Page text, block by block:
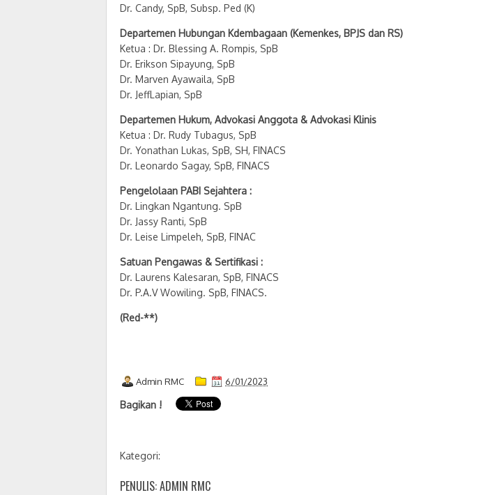
Dr. Candy, SpB, Subsp. Ped (K)
Departemen Hubungan Kdembagaan (Kemenkes, BPJS dan RS)
Ketua : Dr. Blessing A. Rompis, SpB
Dr. Erikson Sipayung, SpB
Dr. Marven Ayawaila, SpB
Dr. JeffLapian, SpB
Departemen Hukum, Advokasi Anggota & Advokasi Klinis
Ketua : Dr. Rudy Tubagus, SpB
Dr. Yonathan Lukas, SpB, SH, FINACS
Dr. Leonardo Sagay, SpB, FINACS
Pengelolaan PABI Sejahtera :
Dr. Lingkan Ngantung. SpB
Dr. Jassy Ranti, SpB
Dr. Leise Limpeleh, SpB, FINAC
Satuan Pengawas & Sertifikasi :
Dr. Laurens Kalesaran, SpB, FINACS
Dr. P.A.V Wowiling. SpB, FINACS.
(Red-**)
Admin RMC 6/01/2023
Bagikan !
Kategori:
PENULIS: ADMIN RMC